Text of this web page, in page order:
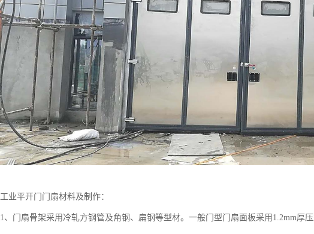
工业平开门门扇材料及制作：
1、门扇骨架采用冷轧方钢管及角钢、扁钢等型材。一般门型门扇面板采用1.2mm厚